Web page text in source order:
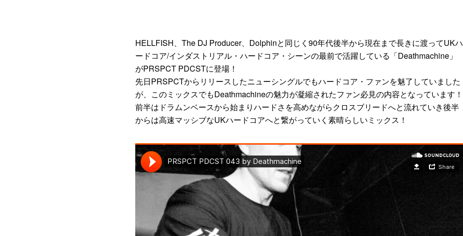
HELLFISH、The DJ Producer、Dolphinと同じく90年代後半から現在まで長きに渡ってUKハ
ードコア/インダストリアル・ハードコア・シーンの最前で活躍している「Deathmachine」
がPRSPCT PDCSTに登場！
先日PRSPCTからリリースしたニューシングルでもハードコア・ファンを魅了していました
が、このミックスでもDeathmachineの魅力が凝縮されたファン必見の内容となっています！
前半はドラムンベースから始まりハードさを高めながらクロスブリードへと流れていき後半
からは高速マッシブなUKハードコアへと繋がっていく素晴らしいミックス！